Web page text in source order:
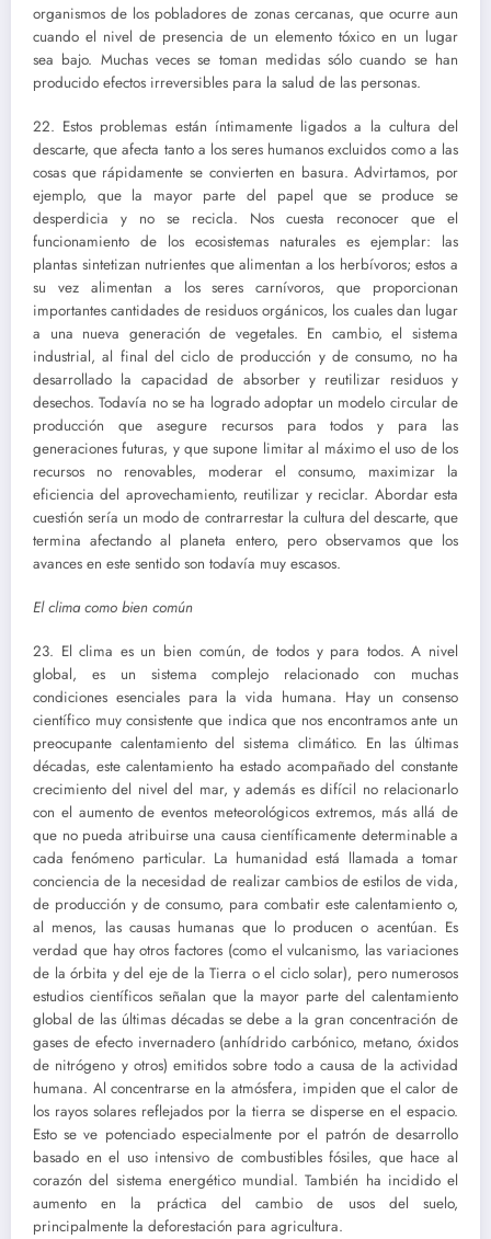
organismos de los pobladores de zonas cercanas, que ocurre aun
cuando el nivel de presencia de un elemento tóxico en un lugar
sea bajo. Muchas veces se toman medidas sólo cuando se han
producido efectos irreversibles para la salud de las personas.
22. Estos problemas están íntimamente ligados a la cultura del
descarte, que afecta tanto a los seres humanos excluidos como a las
cosas que rápidamente se convierten en basura. Advirtamos, por
ejemplo, que la mayor parte del papel que se produce se
desperdicia y no se recicla. Nos cuesta reconocer que el
funcionamiento de los ecosistemas naturales es ejemplar: las
plantas sintetizan nutrientes que alimentan a los herbívoros; estos a
su vez alimentan a los seres carnívoros, que proporcionan
importantes cantidades de residuos orgánicos, los cuales dan lugar
a una nueva generación de vegetales. En cambio, el sistema
industrial, al final del ciclo de producción y de consumo, no ha
desarrollado la capacidad de absorber y reutilizar residuos y
desechos. Todavía no se ha logrado adoptar un modelo circular de
producción que asegure recursos para todos y para las
generaciones futuras, y que supone limitar al máximo el uso de los
recursos no renovables, moderar el consumo, maximizar la
eficiencia del aprovechamiento, reutilizar y reciclar. Abordar esta
cuestión sería un modo de contrarrestar la cultura del descarte, que
termina afectando al planeta entero, pero observamos que los
avances en este sentido son todavía muy escasos.
El clima como bien común
23. El clima es un bien común, de todos y para todos. A nivel
global, es un sistema complejo relacionado con muchas
condiciones esenciales para la vida humana. Hay un consenso
científico muy consistente que indica que nos encontramos ante un
preocupante calentamiento del sistema climático. En las últimas
décadas, este calentamiento ha estado acompañado del constante
crecimiento del nivel del mar, y además es difícil no relacionarlo
con el aumento de eventos meteorológicos extremos, más allá de
que no pueda atribuirse una causa científicamente determinable a
cada fenómeno particular. La humanidad está llamada a tomar
conciencia de la necesidad de realizar cambios de estilos de vida,
de producción y de consumo, para combatir este calentamiento o,
al menos, las causas humanas que lo producen o acentúan. Es
verdad que hay otros factores (como el vulcanismo, las variaciones
de la órbita y del eje de la Tierra o el ciclo solar), pero numerosos
estudios científicos señalan que la mayor parte del calentamiento
global de las últimas décadas se debe a la gran concentración de
gases de efecto invernadero (anhídrido carbónico, metano, óxidos
de nitrógeno y otros) emitidos sobre todo a causa de la actividad
humana. Al concentrarse en la atmósfera, impiden que el calor de
los rayos solares reflejados por la tierra se disperse en el espacio.
Esto se ve potenciado especialmente por el patrón de desarrollo
basado en el uso intensivo de combustibles fósiles, que hace al
corazón del sistema energético mundial. También ha incidido el
aumento en la práctica del cambio de usos del suelo,
principalmente la deforestación para agricultura.